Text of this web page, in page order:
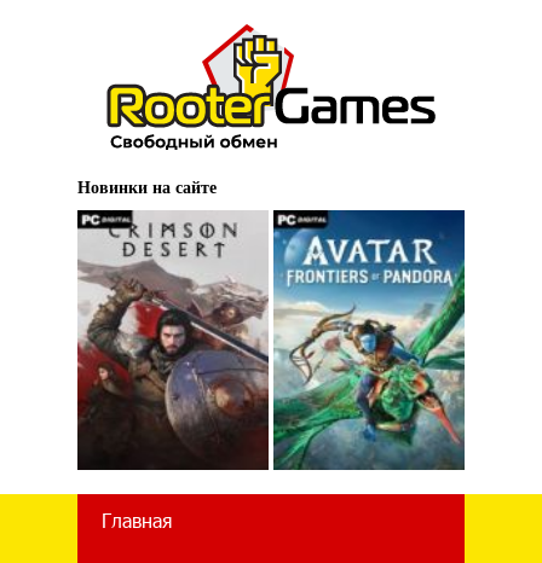
Новинки на сайте
Главная